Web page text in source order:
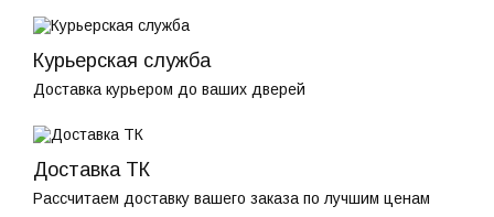
Курьерская служба
Доставка курьером до ваших дверей
Доставка ТК
Рассчитаем доставку вашего заказа по лучшим ценам